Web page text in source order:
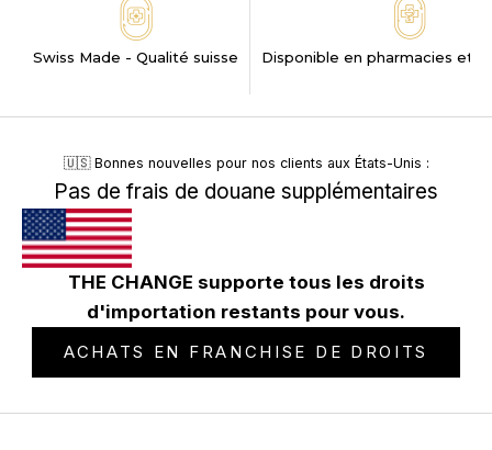
Swiss Made - Qualité suisse Disponible en pharmacies et
🇺🇸 Bonnes nouvelles pour nos clients aux États-Unis :
Pas de frais de douane supplémentaires
THE CHANGE supporte tous les droits
d'importation restants pour vous.
ACHATS EN FRANCHISE DE DROITS